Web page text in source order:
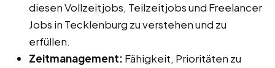
diesen Vollzeitjobs, Teilzeitjobs und Freelancer
Jobs in Tecklenburg zu verstehen und zu
erfüllen.
Zeitmanagement: Fähigkeit, Prioritäten zu